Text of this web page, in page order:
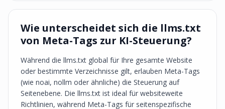
Wie unterscheidet sich die llms.txt
von Meta-Tags zur KI-Steuerung?
Während die llms.txt global für Ihre gesamte Website
oder bestimmte Verzeichnisse gilt, erlauben Meta-Tags
(wie noai, nollm oder ähnliche) die Steuerung auf
Seitenebene. Die llms.txt ist ideal für websiteweite
Richtlinien, während Meta-Tags für seitenspezifische